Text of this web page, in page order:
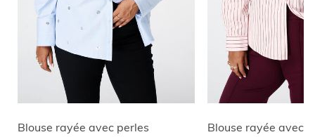
Blouse rayée avec perles Blouse rayée avec